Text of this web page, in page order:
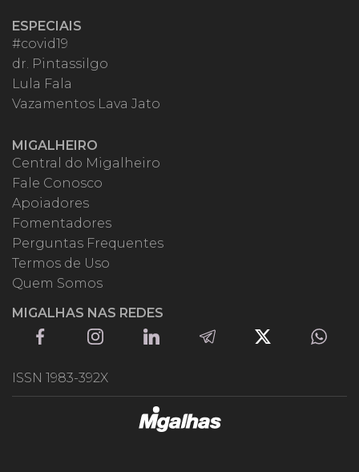
ESPECIAIS
#covid19
dr. Pintassilgo
Lula Fala
Vazamentos Lava Jato
MIGALHEIRO
Central do Migalheiro
Fale Conosco
Apoiadores
Fomentadores
Perguntas Frequentes
Termos de Uso
Quem Somos
MIGALHAS NAS REDES
ISSN 1983-392X